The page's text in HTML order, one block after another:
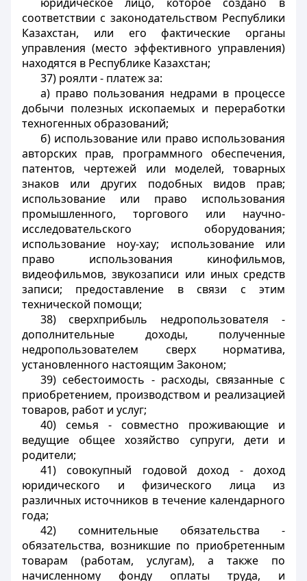
соответствии с законодательством Республики
Казахстан, или его фактические органы
управления (место эффективного управления)
находятся в Республике Казахстан;
37) роялти - платеж за:
а) право пользования недрами в процессе
добычи полезных ископаемых и переработки
техногенных образований;
б) использование или право использования
авторских прав, программного обеспечения,
патентов, чертежей или моделей, товарных
знаков или других подобных видов прав;
использование или право использования
промышленного, торгового или научно-
исследовательского оборудования;
использование ноу-хау; использование или
право использования кинофильмов,
видеофильмов, звукозаписи или иных средств
записи; предоставление в связи с этим
технической помощи;
38) сверхприбыль недропользователя -
дополнительные доходы, полученные
недропользователем сверх норматива,
установленного настоящим Законом;
39) себестоимость - расходы, связанные с
приобретением, производством и реализацией
товаров, работ и услуг;
40) семья - совместно проживающие и
ведущие общее хозяйство супруги, дети и
родители;
41) совокупный годовой доход - доход
юридического и физического лица из
различных источников в течение календарного
года;
42) сомнительные обязательства -
обязательства, возникшие по приобретенным
товарам (работам, услугам), а также по
начисленному фонду оплаты труда, и